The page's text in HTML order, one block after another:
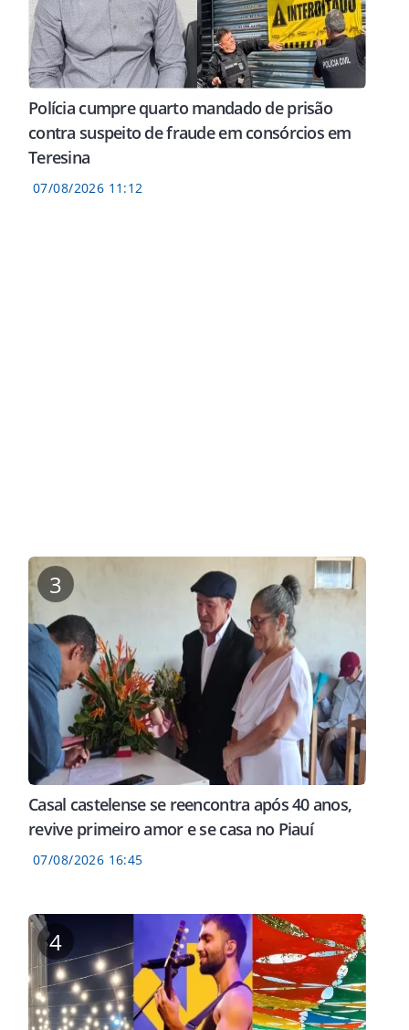
Polícia cumpre quarto mandado de prisão
contra suspeito de fraude em consórcios em
Teresina
07/08/2026 11:12
3
Casal castelense se reencontra após 40 anos,
revive primeiro amor e se casa no Piauí
07/08/2026 16:45
4